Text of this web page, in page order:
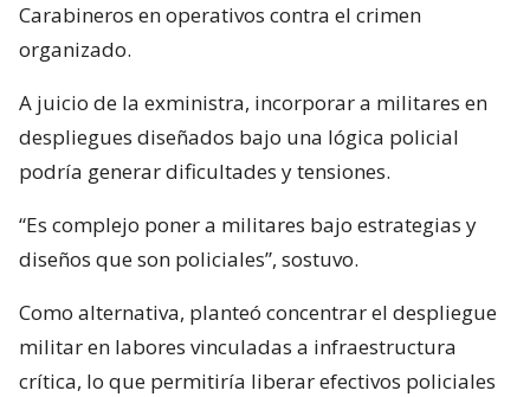
Carabineros en operativos contra el crimen
organizado.
A juicio de la exministra, incorporar a militares en
despliegues diseñados bajo una lógica policial
podría generar dificultades y tensiones.
“Es complejo poner a militares bajo estrategias y
diseños que son policiales”, sostuvo.
Como alternativa, planteó concentrar el despliegue
militar en labores vinculadas a infraestructura
crítica, lo que permitiría liberar efectivos policiales